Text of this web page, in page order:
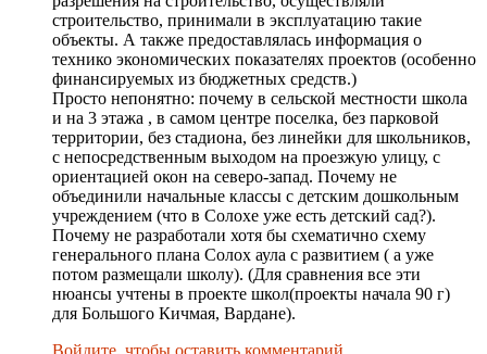
строительство, принимали в эксплуатацию такие
объекты. А также предоставлялась информация о
технико экономических показателях проектов (особенно
финансируемых из бюджетных средств.)
Просто непонятно: почему в сельской местности школа
и на 3 этажа , в самом центре поселка, без парковой
территории, без стадиона, без линейки для школьников,
с непосредственным выходом на проезжую улицу, с
ориентацией окон на северо-запад. Почему не
объединили начальные классы с детским дошкольным
учреждением (что в Солохе уже есть детский сад?).
Почему не разработали хотя бы схематично схему
генерального плана Солох аула с развитием ( а уже
потом размещали школу). (Для сравнения все эти
нюансы учтены в проекте школ(проекты начала 90 г)
для Большого Кичмая, Вардане).